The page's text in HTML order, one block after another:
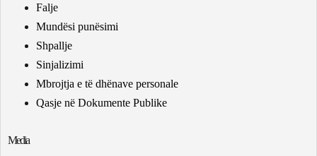
Falje
Mundësi punësimi
Shpallje
Sinjalizimi
Mbrojtja e të dhënave personale
Qasje në Dokumente Publike
Media